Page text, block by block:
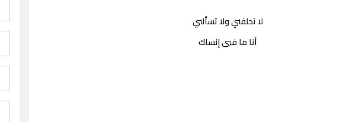
لا تحلفني ولا تسألني
أنا ما فيي إنساك